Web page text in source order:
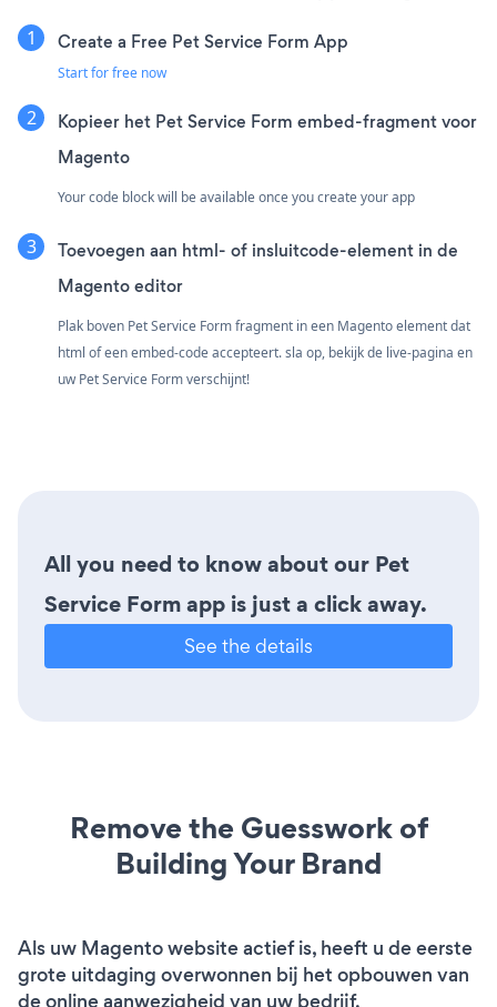
Create a Free Pet Service Form App
Start for free now
Kopieer het Pet Service Form embed-fragment voor
Magento
Your code block will be available once you create your app
Toevoegen aan html- of insluitcode-element in de
Magento editor
Plak boven Pet Service Form fragment in een Magento element dat
html of een embed-code accepteert. sla op, bekijk de live-pagina en
uw Pet Service Form verschijnt!
All you need to know about our Pet
Service Form app is just a click away.
See the details
Remove the Guesswork of
Building Your Brand
Als uw Magento website actief is, heeft u de eerste
grote uitdaging overwonnen bij het opbouwen van
de online aanwezigheid van uw bedrijf.